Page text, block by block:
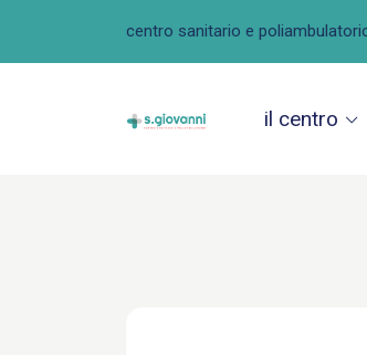
centro sanitario e
il centro